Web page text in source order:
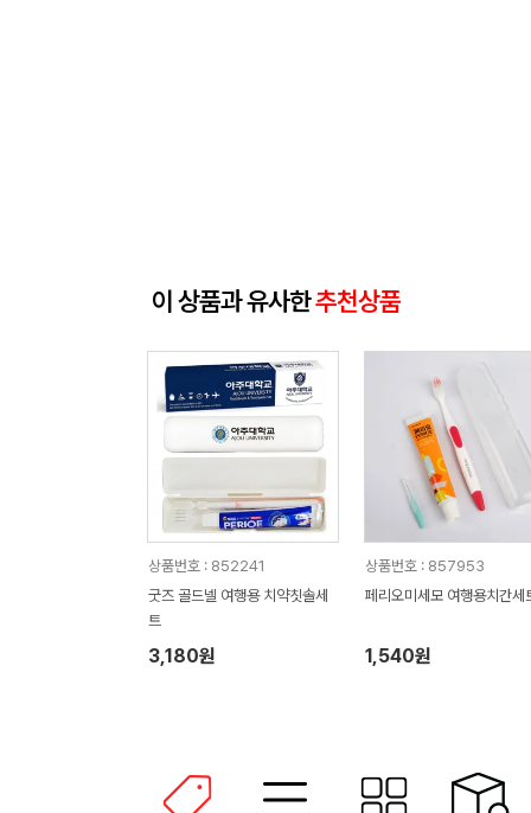
이 상품과 유사한추천상품
상품번호 : 852241
굿즈 골드넬 여행용 치약칫솔세
트
3,180원
상품번호 : 857953
페리오미세모 여행용치간세
1,540원